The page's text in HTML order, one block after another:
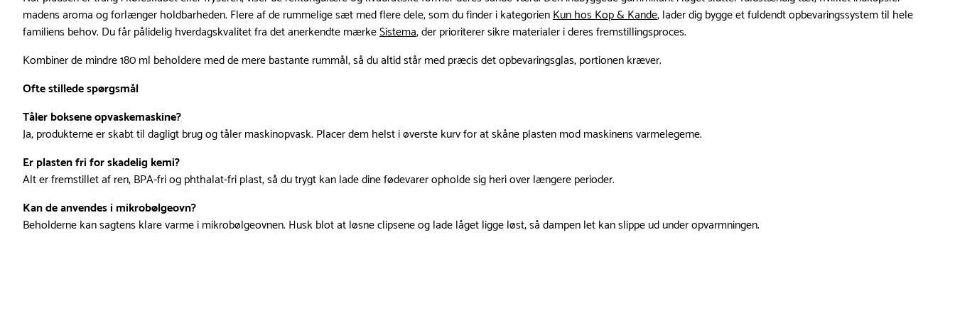
madens aroma og forlænger holdbarheden. Flere af de rummelige sæt med flere dele, som du finder i kategorienKun hos Kop & Kande, lader dig bygge et fuldendt opbevaringssystem til hele
familiens behov. Du får pålidelig hverdagskvalitet fra det anerkendte mærkeSistema, der prioriterer sikre materialer i deres fremstillingsproces.
Kombiner de mindre 180 ml beholdere med de mere bastante rummål, så du altid står med præcis det opbevaringsglas, portionen kræver.
Ofte stillede spørgsmål
Tåler boksene opvaskemaskine?
Ja, produkterne er skabt til dagligt brug og tåler maskinopvask. Placer dem helst i øverste kurv for at skåne plasten mod maskinens varmelegeme.
Er plasten fri for skadelig kemi?
Alt er fremstillet af ren, BPA-fri og phthalat-fri plast, så du trygt kan lade dine fødevarer opholde sig heri over længere perioder.
Kan de anvendes i mikrobølgeovn?
Beholderne kan sagtens klare varme i mikrobølgeovnen. Husk blot at løsne clipsene og lade låget ligge løst, så dampen let kan slippe ud under opvarmningen.